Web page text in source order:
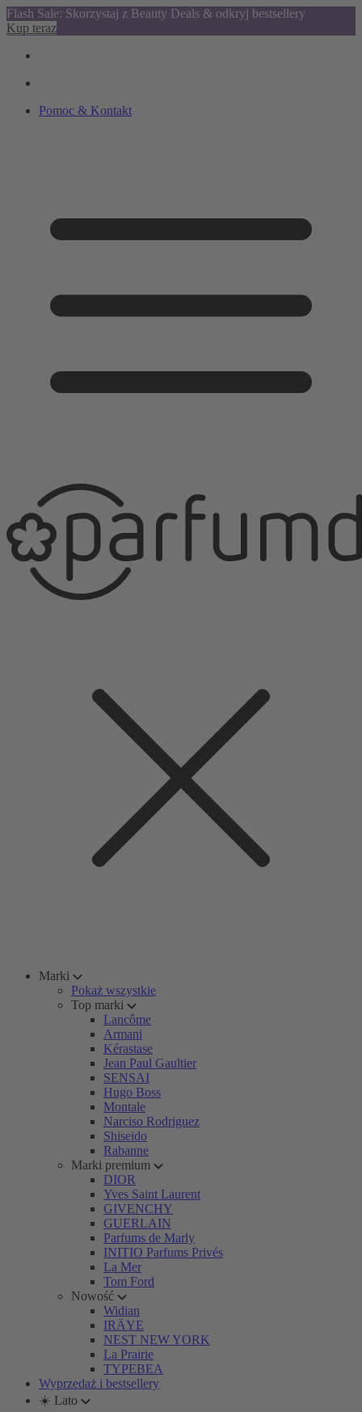
Flash Sale: Skorzystaj z Beauty Deals & odkryj bestsellery
Kup teraz
Pomoc & Kontakt
Marki
Pokaż wszystkie
Top marki
Lancôme
Armani
Kérastase
Jean Paul Gaultier
SENSAI
Hugo Boss
Montale
Narciso Rodriguez
Shiseido
Rabanne
Marki premium
DIOR
Yves Saint Laurent
GIVENCHY
GUERLAIN
Parfums de Marly
INITIO Parfums Privés
La Mer
Tom Ford
Nowość
Widian
IRÄYE
NEST NEW YORK
La Prairie
TYPEBEA
Wyprzedaż i bestsellery
☀️ Lato